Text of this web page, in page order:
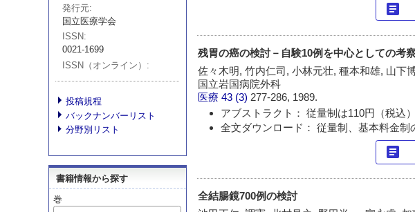
発行元
国立医療学会
ISSN
0021-1699
ISSN（オンライン）
投稿規程
バックナンバーリスト
分野別リスト
書籍情報から探す
巻
article
残胃の癌の検討－自験10例を中心としての考
佐々木明, 竹内仁司, 小林元壮, 種本和雄, 山下
国立岩国病院外科
医療 43 (3) 277-286, 1989.
アブストラクト： 従量制は110円（税込
全文ダウンロード： 従量制、基本料金制
article
全結腸鏡700例の検討